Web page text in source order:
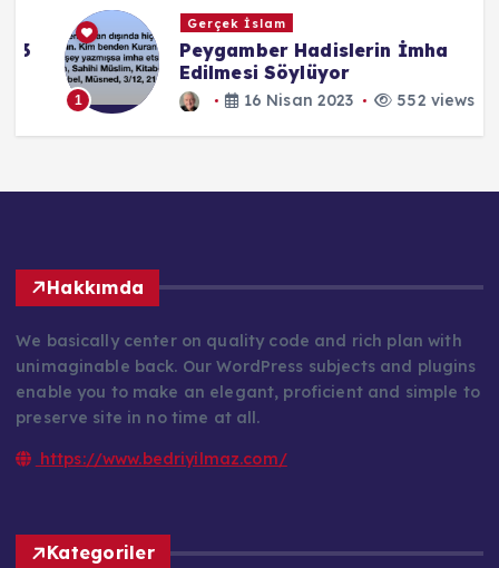
Gerçek İslam
Peygamber Hadislerin İmha
Edilmesi Söylüyor
16 Nisan 2023 552 views
Hakkımda
We basically center on quality code and rich plan with
unimaginable back. Our WordPress subjects and plugins
enable you to make an elegant, proficient and simple to
preserve site in no time at all.
https://www.bedriyilmaz.com/
Kategoriler